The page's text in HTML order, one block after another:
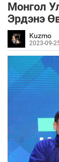
Монгол
Эрдэнэ
Kuzmo
2023-09-